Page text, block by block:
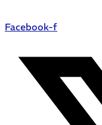
Facebook-f